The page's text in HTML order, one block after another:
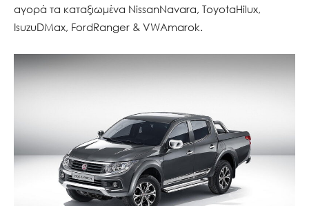
αγορά τα καταξιωμένα NissanNavara, ToyotaHilux,
IsuzuDMax, FordRanger & VWAmarok.